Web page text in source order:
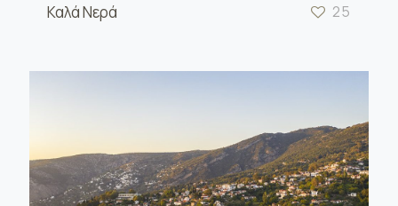
Καλά Νερά 25